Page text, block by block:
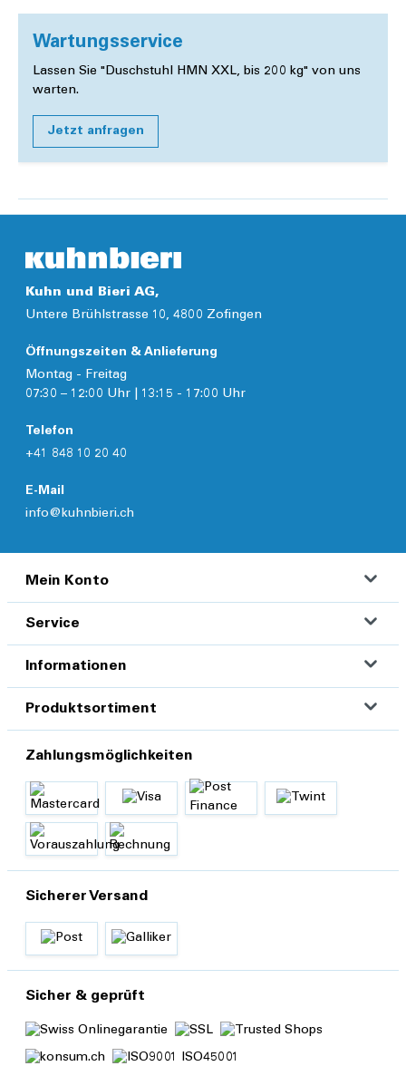
Wartungsservice
Lassen Sie "Duschstuhl HMN XXL, bis 200 kg" von uns
warten.
Jetzt anfragen
Kuhn und Bieri AG,
Untere Brühlstrasse 10, 4800 Zofingen
Öffnungszeiten & Anlieferung
Montag - Freitag
07:30 – 12:00 Uhr | 13:15 - 17:00 Uhr
Telefon
+41 848 10 20 40
E-Mail
info@kuhnbieri.ch
Mein Konto
Service
Informationen
Produktsortiment
Zahlungsmöglichkeiten
Sicherer Versand
Sicher & geprüft